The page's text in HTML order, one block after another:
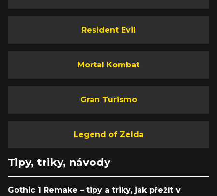
Resident Evil
Mortal Kombat
Gran Turismo
Legend of Zelda
Tipy, triky, návody
Gothic 1 Remake – tipy a triky, jak přežít v